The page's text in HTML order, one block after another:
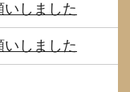
しました
しました